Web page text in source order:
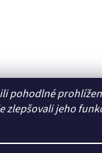
pohodlné
zlepšovali jeho